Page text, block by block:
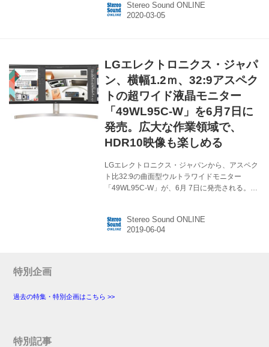
イ。HDR10対応に加え、HDMI入力はHDCP2.2
に準拠もしているので、別途4Kプレーヤーを接
で、遅延やカクツキのない安定した表示が行な
えるので、動きの激しいゲームであっても、ス
トレスなく楽めるように...
Stereo Sound ONLINE
LGエレクトロニクス・ジャパ
ン、横幅1.2ｍ、32:9アスペク
トの超ワイド液晶モニター
「49WL95C-W」を6月7日に
発売。広大な作業領域で、
HDR10映像も楽しめる
LGエレクトロニクス・ジャパンから、アスペク
ト比32:9の曲面型ウルトラワイドモニター
「49WL95C-W」が、6月 7日に発売される。価
枚を横につなげたほどの大きさで、画面サイズ
は型番の通り49インチ。解像度は5120×1440と
り、視認性も高められている。 スイーベル（横
Stereo Sound ONLINE
特別企画
過去の特集・特別企画はこちら >>
特別記事